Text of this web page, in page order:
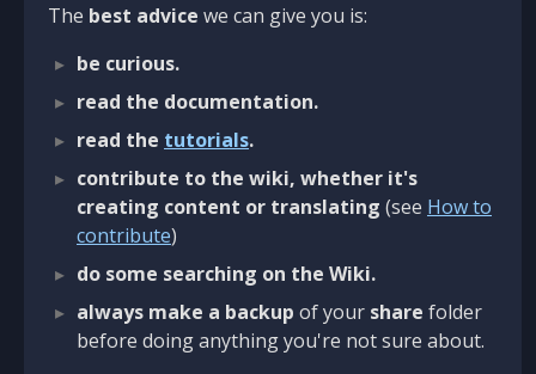
The best advice we can give you is:
be curious.
read the documentation.
read the tutorials.
contribute to the wiki, whether it's
creating content or translating (see How to
contribute)
do some searching on the Wiki.
always make a backup of your share folder
before doing anything you're not sure about.